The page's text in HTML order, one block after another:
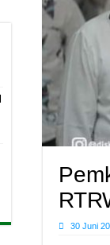
30 Juni